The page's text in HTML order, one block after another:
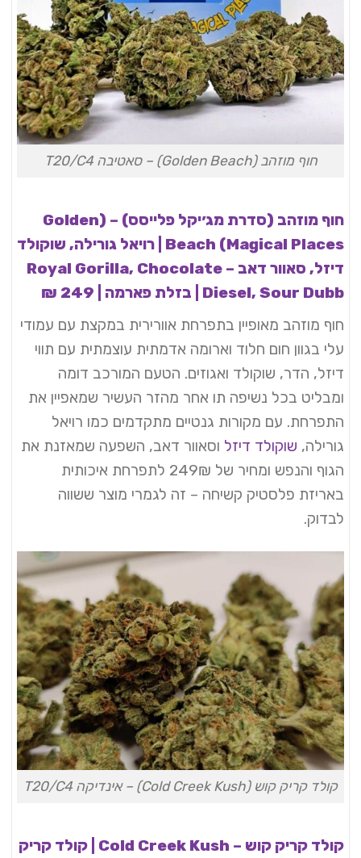
חוף מוזהב (Golden Beach) – סאטיבה T20/C4
חוף מוזהב (סדרת מג׳יקל פלייסס) – (Golden
Beach (Magical Places | רויאל גורילה, שוקולד
דיזל, סאוור דאב – Royal Gorilla, Chocolate
Diesel, Sour Dubb | בזלת פארמה | 249 ₪
חוף מוזהב מאופיין בתפרחת אוורירית במקצת עם עמודי
עלי בגוון חום חלוד וארומה אדמתית עוצמתית עם תווי
דיזל, הדר, שוקולד ואגוזים. הטעם המורכב דומה
ומבליט בכל נשיפה תו אחר מהזר העשיר שמאפיין את
התפרחת. עם מקורות גנטיים מתקדמים כמו רויאל
גורילה, שוקולד דיזל וסאוור דאב, השפעה שמאזנת את
הגוף והנפש ומחיר של 249₪ לתפרחת איכותית
באריזת פלסטיק קשיחה – זה לגמרי מוצר ששווה
לבדוק.
קולד קריק קוש (Cold Creek Kush) – אינדיקה T20/C4
קולד קריק קוש – Cold Creek Kush | קולד קריק